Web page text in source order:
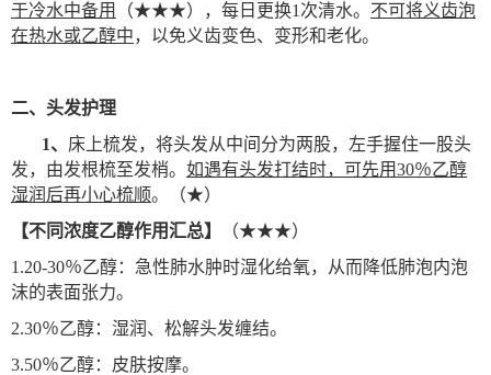
于冷水中备用
（★★★），每日更换1次清水。 不可将义齿泡
在热水或乙醇中，以免义齿变色、变形和老化。
二、头发护理
1、 床上梳发，将头发从中间分为两股，左手握住一股头
发，由发根梳至发梢。 如遇有头发打结时，可先用30％乙醇
湿润后再小心梳顺。（★）
【不同浓度乙醇作用汇总】
（★★★）
1.20-30％乙醇：急性肺水肿时湿化给氧，从而降低肺泡内泡
沫的表面张力。
2.30％乙醇：湿润、松解头发缠结。
3.50％乙醇：皮肤按摩。